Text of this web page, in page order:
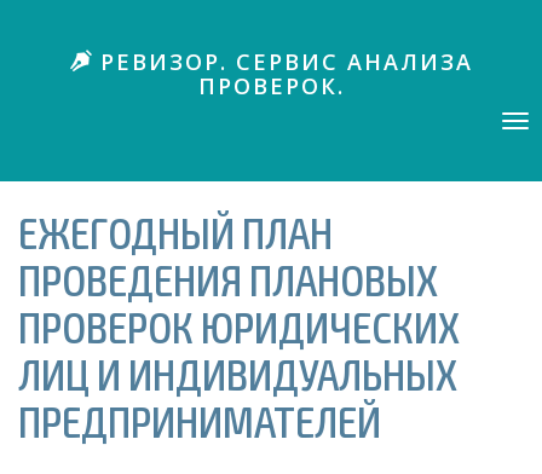
р
е
о
с
н
в
н
о
м
у
РЕВИЗОР. СЕРВИС АНАЛИЗА
ПРОВЕРОК.
ЕЖЕГОДНЫЙ ПЛАН
ПРОВЕДЕНИЯ ПЛАНОВЫХ
ПРОВЕРОК ЮРИДИЧЕСКИХ
ЛИЦ И ИНДИВИДУАЛЬНЫХ
ПРЕДПРИНИМАТЕЛЕЙ